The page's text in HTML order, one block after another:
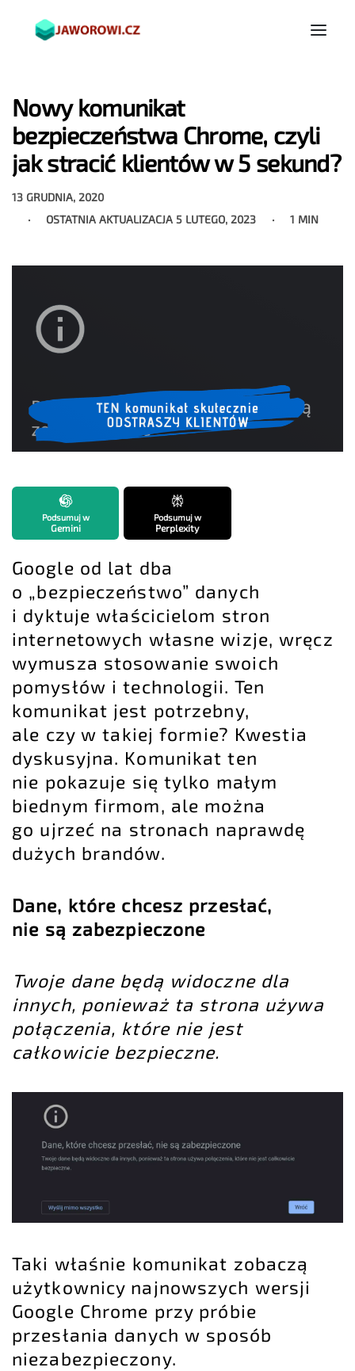
Nowy komunikat
bezpieczeństwa Chrome, czyli
jak stracić klientów w 5 sekund?
13 GRUDNIA, 2020
OSTATNIA AKTUALIZACJA 5 LUTEGO, 2023 1 MIN
Podsumuj w
Gemini
Podsumuj w
Perplexity
Google od lat dba
o „bezpieczeństwo” danych
i dyktuje właścicielom stron
internetowych własne wizje, wręcz
wymusza stosowanie swoich
pomysłów i technologii. Ten
komunikat jest potrzebny,
ale czy w takiej formie? Kwestia
dyskusyjna. Komunikat ten
nie pokazuje się tylko małym
biednym firmom, ale można
go ujrzeć na stronach naprawdę
dużych brandów.
Dane, które chcesz przesłać,
nie są zabezpieczone
Twoje dane będą widoczne dla
innych, ponieważ ta strona używa
połączenia, które nie jest
całkowicie bezpieczne.
Taki właśnie komunikat zobaczą
użytkownicy najnowszych wersji
Google Chrome przy próbie
przesłania danych w sposób
niezabezpieczony.